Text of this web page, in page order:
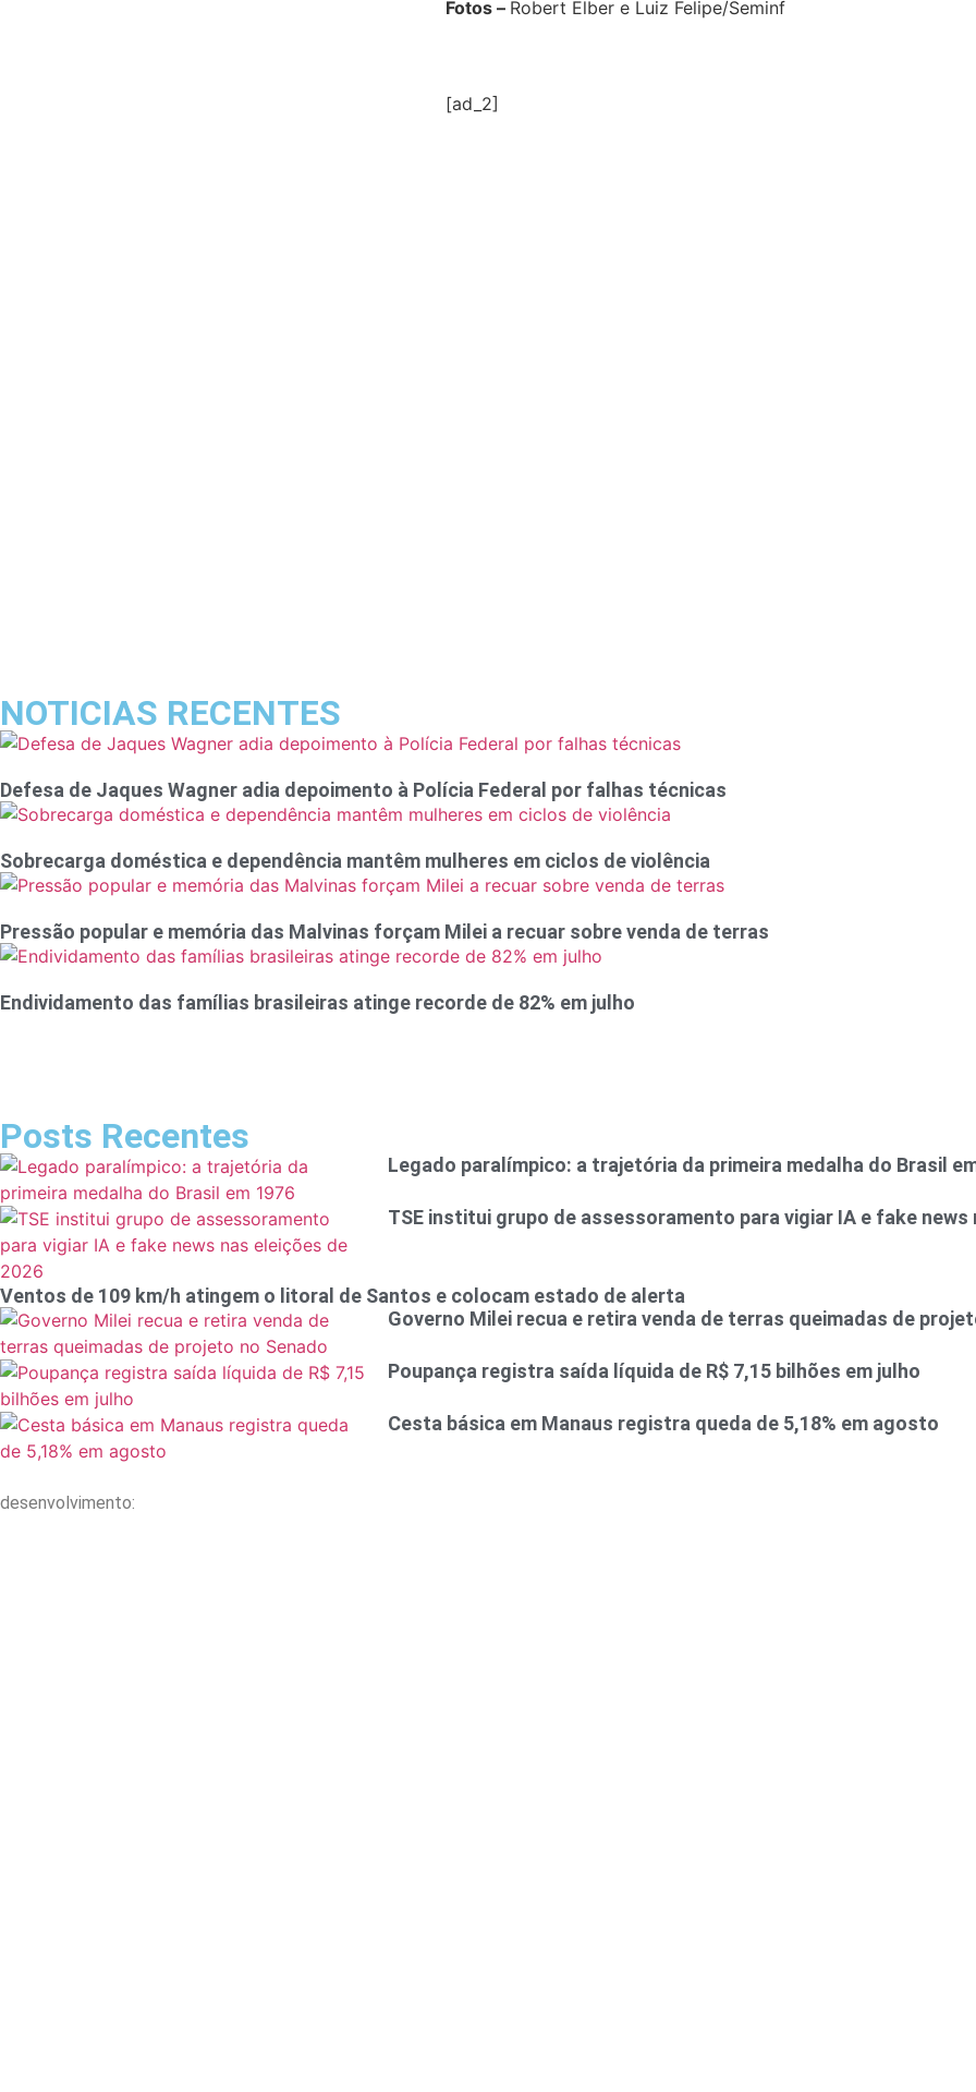
Fotos – Robert Elber e Luiz Felipe/Seminf
[ad_2]
NOTICIAS RECENTES
Defesa de Jaques Wagner adia depoimento à Polícia Federal por falhas técnicas
Sobrecarga doméstica e dependência mantêm mulheres em ciclos de violência
Pressão popular e memória das Malvinas forçam Milei a recuar sobre venda de terras
Endividamento das famílias brasileiras atinge recorde de 82% em julho
Posts Recentes
Legado paralímpico: a trajetória da primeira medalha do Brasil
TSE institui grupo de assessoramento para vigiar IA e fake news
Ventos de 109 km/h atingem o litoral de Santos e colocam estado de alerta
Governo Milei recua e retira venda de terras queimadas de
Poupança registra saída líquida de R$ 7,15 bilhões em julho
Cesta básica em Manaus registra queda de 5,18% em agosto
desenvolvimento: